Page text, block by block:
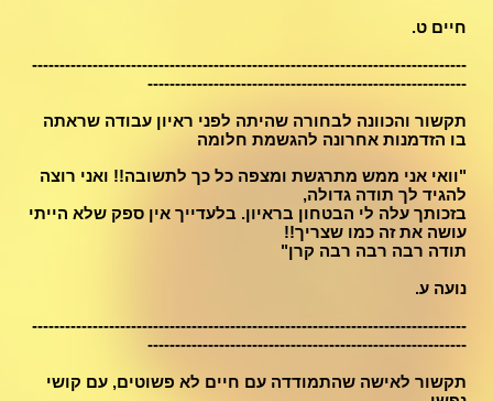
חיים ט.
-------------------------------------------------------------------------------
----------------------------------------------------------
תקשור והכוונה לבחורה שהיתה לפני ראיון עבודה שראתה
בו הזדמנות אחרונה להגשמת חלומה
​"וואי אני ממש מתרגשת ומצפה כל כך לתשובה!! ואני רוצה
להגיד לך תודה גדולה,
בזכותך עלה לי הבטחון בראיון. בלעדייך אין ספק שלא הייתי
עושה את זה כמו שצריך!!
תודה רבה רבה רבה קרן"
נועה ע.
-------------------------------------------------------------------------------
----------------------------------------------------------
תקשור לאישה שהתמודדה עם חיים לא פשוטים, עם קושי